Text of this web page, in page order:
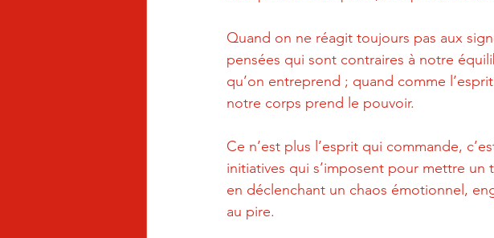
Quand on ne réagit toujours pas aux
pensées qui sont contraires à notre
qu’on entreprend ; quand comme
notre corps prend le pouvoir.
Ce n’est plus l’esprit qui commande,
initiatives qui s’imposent pour mettre
en déclenchant un chaos émotionnel,
au pire.